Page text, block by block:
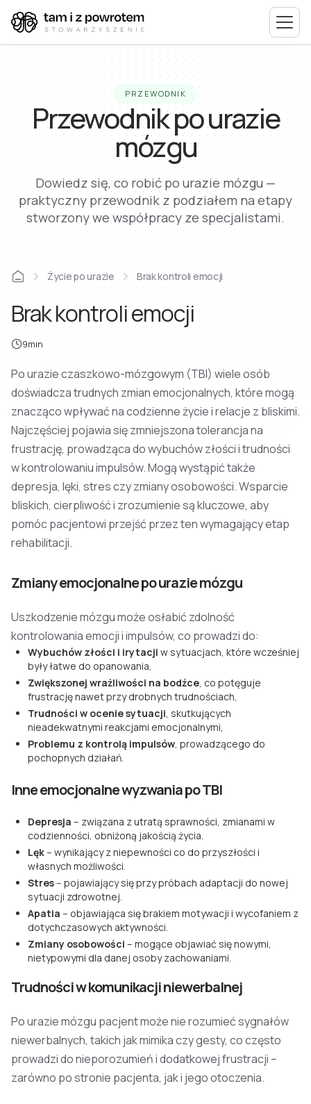
PRZEWODNIK
Przewodnik po urazie
mózgu
Dowiedz się, co robić po urazie mózgu —
praktyczny przewodnik z podziałem na etapy
stworzony we współpracy ze specjalistami.
Życie po urazie Brak kontroli emocji
Brak kontroli emocji
9min
Po urazie czaszkowo-mózgowym (TBI) wiele osób
doświadcza trudnych zmian emocjonalnych, które mogą
znacząco wpływać na codzienne życie i relacje z bliskimi.
Najczęściej pojawia się zmniejszona tolerancja na
frustrację, prowadząca do wybuchów złości i trudności
w kontrolowaniu impulsów. Mogą wystąpić także
depresja, lęki, stres czy zmiany osobowości. Wsparcie
bliskich, cierpliwość i zrozumienie są kluczowe, aby
pomóc pacjentowi przejść przez ten wymagający etap
rehabilitacji.
Zmiany emocjonalne po urazie mózgu
Uszkodzenie mózgu może osłabić zdolność
kontrolowania emocji i impulsów, co prowadzi do:
Wybuchów złości i irytacji w sytuacjach, które wcześniej
były łatwe do opanowania,
Zwiększonej wrażliwości na bodźce, co potęguje
frustrację nawet przy drobnych trudnościach,
Trudności w ocenie sytuacji, skutkujących
nieadekwatnymi reakcjami emocjonalnymi,
Problemu z kontrolą impulsów, prowadzącego do
pochopnych działań.
Inne emocjonalne wyzwania po TBI
Depresja – związana z utratą sprawności, zmianami w
codzienności, obniżoną jakością życia.
Lęk– wynikający z niepewności co do przyszłości i
własnych możliwości.
Stres– pojawiający się przy próbach adaptacji do nowej
sytuacji zdrowotnej.
Apatia – objawiająca się brakiem motywacji i wycofaniem z
dotychczasowych aktywności.
Zmiany osobowości – mogące objawiać się nowymi,
nietypowymi dla danej osoby zachowaniami.
Trudności w komunikacji niewerbalnej
Po urazie mózgu pacjent może nie rozumieć sygnałów
niewerbalnych, takich jak mimika czy gesty, co często
prowadzi do nieporozumień i dodatkowej frustracji –
zarówno po stronie pacjenta, jak i jego otoczenia.